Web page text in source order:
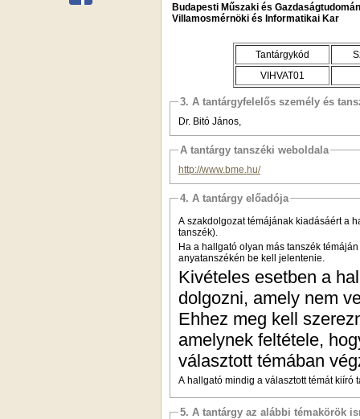
Budapesti Műszaki és
Villamosmérnöki és Informatikai Kar
Tantárgykód
VIHVAT01
3. A tantárgyfelelős személy és
Dr. Bitó János,
A tantárgy tanszéki weboldala
http://www.bme.hu/
4. A tantárgy előadója
A szakdolgozat témájának kiadásáért a
tanszék).
Ha a hallgató olyan más tanszék
anyatanszékén be kell jelentenie.
Kivételes esetben a
dolgozni, amely nem
Ehhez meg kell
amelynek feltétele,
választott témában
A hallgató mindig a választott témát kiíró
5. A tantárgy az alábbi témakörök